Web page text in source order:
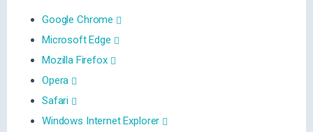
Google Chrome
Microsoft Edge
Mozilla Firefox
Opera
Safari
Windows Internet Explorer